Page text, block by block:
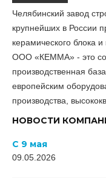
Челябинский завод
крупнейших в России
керамического блока
ООО «КЕММА» - это
производственная
европейским
производства,
НОВОСТИ
С 9 мая
09.05.2026